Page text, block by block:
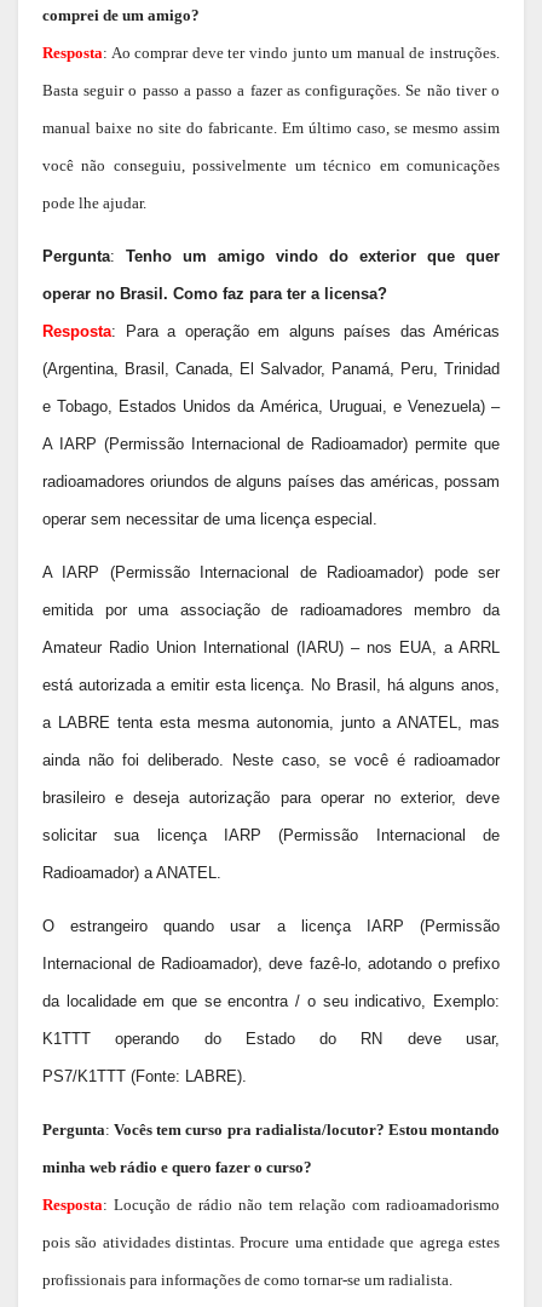
comprei de um amigo?
Resposta: Ao comprar deve ter vindo junto um manual de instruções.
Basta seguir o passo a passo a fazer as configurações. Se não tiver o
manual baixe no site do fabricante. Em último caso, se mesmo assim
você não conseguiu, possivelmente um técnico em comunicações
pode lhe ajudar.
Pergunta: Tenho um amigo vindo do exterior que quer
operar no Brasil. Como faz para ter a licensa?
Resposta: Para a operação em alguns países das Américas
(Argentina, Brasil, Canada, El Salvador, Panamá, Peru, Trinidad
e Tobago, Estados Unidos da América, Uruguai, e Venezuela) –
A IARP (Permissão Internacional de Radioamador) permite que
radioamadores oriundos de alguns países das américas, possam
operar sem necessitar de uma licença especial.
A IARP (Permissão Internacional de Radioamador) pode ser
emitida por uma associação de radioamadores membro da
Amateur Radio Union International (IARU) – nos EUA, a ARRL
está autorizada a emitir esta licença. No Brasil, há alguns anos,
a LABRE tenta esta mesma autonomia, junto a ANATEL, mas
ainda não foi deliberado. Neste caso, se você é radioamador
brasileiro e deseja autorização para operar no exterior, deve
solicitar sua licença IARP (Permissão Internacional de
Radioamador) a ANATEL.
O estrangeiro quando usar a licença IARP (Permissão
Internacional de Radioamador), deve fazê-lo, adotando o prefixo
da localidade em que se encontra / o seu indicativo, Exemplo:
K1TTT operando do Estado do RN deve usar,
PS7/K1TTT (Fonte: LABRE).
Pergunta:Vocês tem curso pra radialista/locutor? Estou montando
minha web rádio e quero fazer o curso?
Resposta: Locução de rádio não tem relação com radioamadorismo
pois são atividades distintas. Procure uma entidade que agrega estes
profissionais para informações de como tornar-se um radialista.